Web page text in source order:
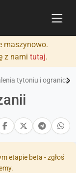
maszynowo.
z nami tutaj.
tytoniu i
etapie beta - zgłoś